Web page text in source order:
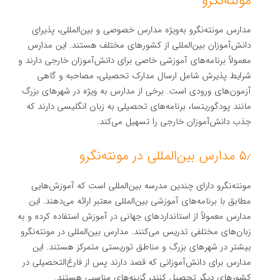
مدارس مونته‌نگرو به‌ویژه مدارس خصوصی و بین‌المللی، پذیرای
دانش‌آموزان بین‌المللی از کشورهای مختلف هستند. این مدارس
معمولاً برنامه‌های آموزشی خاصی برای دانش‌آموزان خارجی دارند و
شرایط پذیرش شامل ارسال مدارک تحصیلی، مصاحبه و گاهی
آزمون‌های ورودی است. برخی از مدارس به ویژه در شهرهای بزرگ
مانند پودگوریتسا، برنامه‌های تحصیلی به زبان انگلیسی دارند که
جذب دانش‌آموزان خارجی را تسهیل می‌کند.
۵٫ مدارس بین‌المللی در مونته‌نگرو
مونته‌نگرو دارای چندین مدرسه بین‌المللی است که آموزش‌هایی
مطابق با برنامه‌های آموزشی بین‌المللی معتبر ارائه می‌دهند. این
مدارس معمولاً از استانداردهای جهانی در آموزش استفاده کرده و به
زبان‌های مختلفی تدریس می‌کنند. مدارس بین‌المللی در مونته‌نگرو
بیشتر در شهرهای بزرگ و مناطق توریستی متمرکز هستند. این
مدارس برای دانش‌آموزانی که قصد دارند پس از فارغ‌التحصیلی در